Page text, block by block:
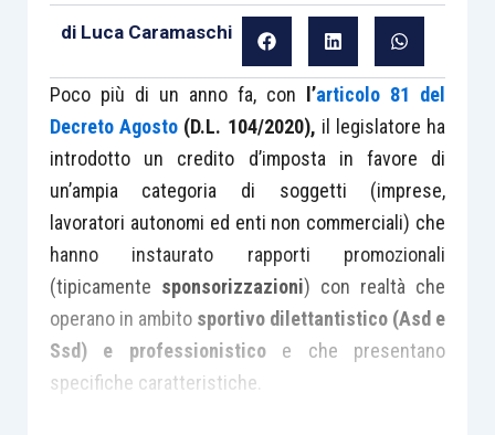
di Luca Caramaschi
Poco più di un anno fa, con l’articolo 81 del
Decreto Agosto(D.L. 104/2020), il legislatore ha
introdotto un credito d’imposta in favore di
un’ampia categoria di soggetti (imprese,
lavoratori autonomi ed enti non commerciali) che
hanno instaurato rapporti promozionali
(tipicamente sponsorizzazioni) con realtà che
operano in ambito sportivo dilettantistico (Asd e
Ssd) e professionisticoe che presentano
specifiche caratteristiche.